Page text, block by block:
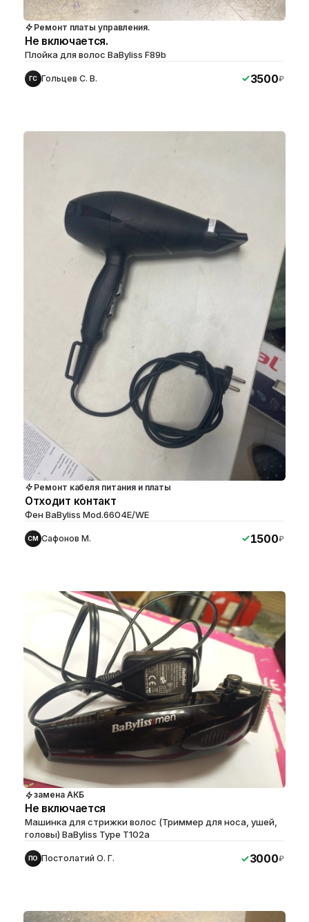
Ремонт платы управления.
Не включается.
Плойка для волос BaByliss F89b
ГС Гольцев С. В. 3500₽
Ремонт кабеля питания и платы
Отходит контакт
Фен BaByliss Mod.6604E/WE
СМ Сафонов М. 1500₽
замена АКБ
Не включается
Машинка для стрижки волос (Триммер для носа, ушей,
головы) BaByliss Type T102a
ПО Постолатий О. Г. 3000₽